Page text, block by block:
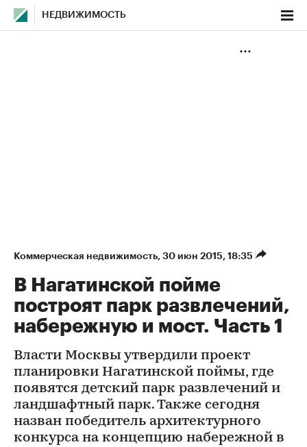
НЕДВИЖИМОСТЬ
Коммерческая недвижимость⁠, 30 июн 2015, 18:35
В Нагатинской пойме
построят парк развлечений,
набережную и мост. Часть 1
Власти Москвы утвердили проект
планировки Нагатинской поймы, где
появятся детский парк развлечений и
ландшафтный парк. Также сегодня
назван победитель архитектурного
конкурса на концепцию набережной в